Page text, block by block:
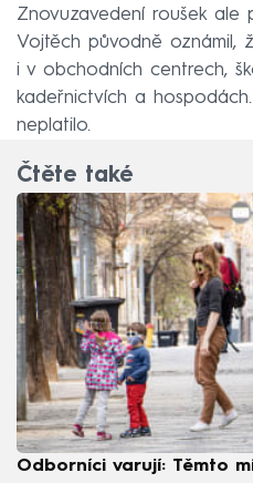
Znovuzavedení roušek ale
Vojtěch původně oznámil,
i v obchodních centrech,
kadeřnictvích a
neplatilo.
Čtěte také
Odborníci varují: Těmto